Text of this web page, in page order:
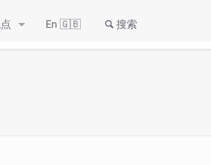
En 🇬🇧 搜索